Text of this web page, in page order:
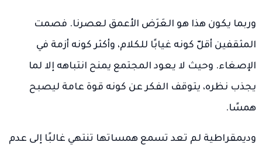
وربما يكون هذا هو العَرَض الأعمق لعصرنا. فصمت
المثقفين أقلّ كونه غيابًا للكلام، وأكثر كونه أزمة في
الإصغاء. وحيث لا يعود المجتمع يمنح انتباهه إلا لما
يجذب نظره، يتوقف الفكر عن كونه قوة عامة ليصبح
همسًا.
وديمقراطية لم تعد تسمع همساتها تنتهي غالبًا إلى عدم